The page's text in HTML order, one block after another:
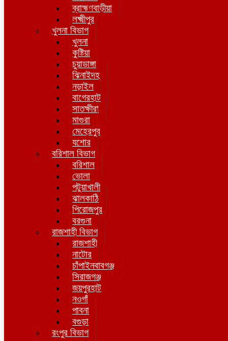
ব্রাহ্মণবাড়ীয়া
লক্ষ্মীপুর
খুলনা বিভাগ
খুলনা
কুষ্টিয়া
চুয়াডাঙ্গা
ঝিনাইদহ
নড়াইল
বাগেরহাট
সাতক্ষীরা
মাগুরা
মেহেরপুর
যশোর
বরিশাল বিভাগ
বরিশাল
ভোলা
পটুয়াখালী
ঝালকাঠি
পিরোজপুর
বরগুনা
রাজশাহী বিভাগ
রাজশাহী
নাটোর
চাঁপাইনবাবগঞ্জ
সিরাজগঞ্জ
জয়পুরহাট
নওগাঁ
পাবনা
বগুড়া
রংপুর বিভাগ